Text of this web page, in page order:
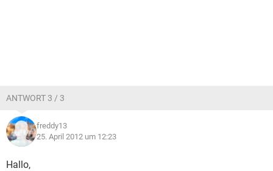
ANTWORT 3 / 3
freddy13
25. April 2012 um 12:23
Hallo,